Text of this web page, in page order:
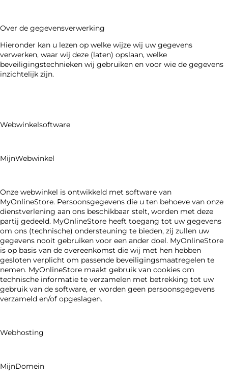
Over de gegevensverwerking
Hieronder kan u lezen op welke wijze wij uw gegevens
verwerken, waar wij deze (laten) opslaan, welke
beveiligingstechnieken wij gebruiken en voor wie de gegevens
inzichtelijk zijn.
Webwinkelsoftware
MijnWebwinkel
Onze webwinkel is ontwikkeld met software van
MyOnlineStore. Persoonsgegevens die u ten behoeve van onze
dienstverlening aan ons beschikbaar stelt, worden met deze
partij gedeeld. MyOnlineStore heeft toegang tot uw gegevens
om ons (technische) ondersteuning te bieden, zij zullen uw
gegevens nooit gebruiken voor een ander doel. MyOnlineStore
is op basis van de overeenkomst die wij met hen hebben
gesloten verplicht om passende beveiligingsmaatregelen te
nemen. MyOnlineStore maakt gebruik van cookies om
technische informatie te verzamelen met betrekking tot uw
gebruik van de software, er worden geen persoonsgegevens
verzameld en/of opgeslagen.
Webhosting
MijnDomein